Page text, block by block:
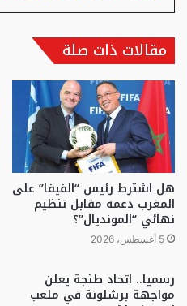
مقالات ذات صلة
هل اشترط رئيس “الفيفا” على
المغرب دعمه مقابل تنظيم
نهائي “المونديال”؟
5 أغسطس، 2026
رسميا.. اتحاد طنجة يعلن
مواجهة برشلونة في ملعب